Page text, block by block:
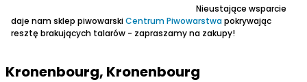
Nieustające wsparcie
daje nam sklep piwowarskiCentrum Piwowarstwapokrywając
resztę brakujących talarów - zapraszamy na zakupy!
Kronenbourg, Kronenbourg